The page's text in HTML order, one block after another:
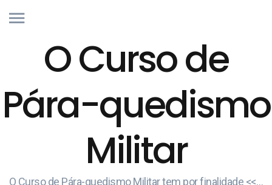
O Curso de
Pára-quedismo
Militar
O Curso de Pára-quedismo Militar tem por finalidade <<…